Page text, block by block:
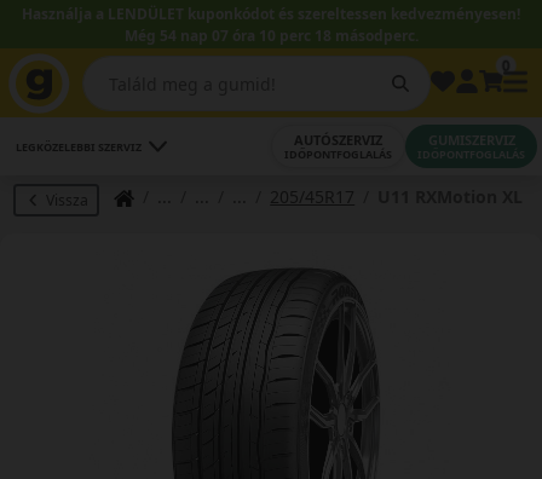
Használja a LENDÜLET kuponkódot és szereltessen kedvezményesen!
Még 54 nap 07 óra 10 perc 17 másodperc.
LEGKÖZELEBBI SZERVIZ AUTÓSZERVIZ
IDŐPONTFOGLALÁS
GUMISZERVIZ
IDŐPONTFOGLALÁS
Vissza 205/45R17